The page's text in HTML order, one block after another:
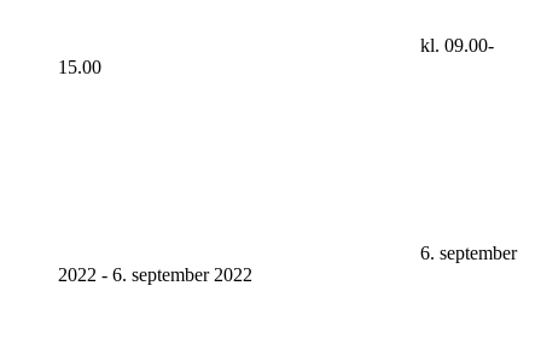
kl. 09.00-
15.00
6. september
2022 - 6. september 2022